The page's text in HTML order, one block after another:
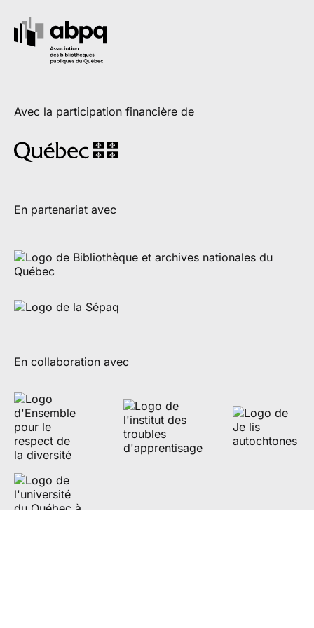
Avec la participation financière de
En partenariat avec
En collaboration avec